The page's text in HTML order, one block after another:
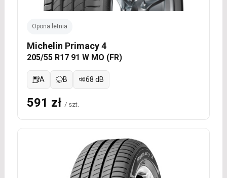
Opona letnia
Michelin Primacy 4
205/55 R17 91 W MO (FR)
A B 68 dB
591 zł / szt.